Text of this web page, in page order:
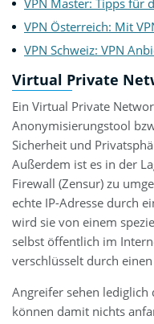
VPN Master: Tipps für
VPN Österreich: Mit
VPN Schweiz: VPN
Virtual Private
Ein Virtual Private
Anonymisierungstool
Sicherheit und
Außerdem ist es in der
Firewall (Zensur) zu
echte IP-Adresse durch
wird sie von einem
selbst öffentlich im
verschlüsselt durch
Angreifer sehen lediglich
können damit nichts